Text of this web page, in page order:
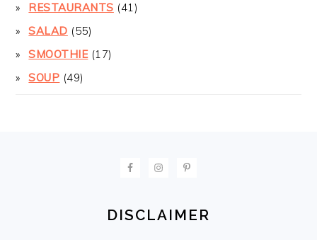
RESTAURANTS (41)
SALAD (55)
SMOOTHIE(17)
SOUP (49)
DISCLAIMER